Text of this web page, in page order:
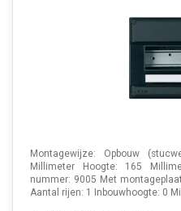
Montagewijze: Opbouw
Millimeter Hoogte: 165
nummer: 9005 Met
Aantal rijen: 1 Inbouwhoogte: 0